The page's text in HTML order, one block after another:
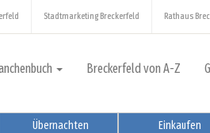
Stadtmarketing Breckerfeld Rathaus
Breckerfeld von A-Z
Übernachten Einkaufen